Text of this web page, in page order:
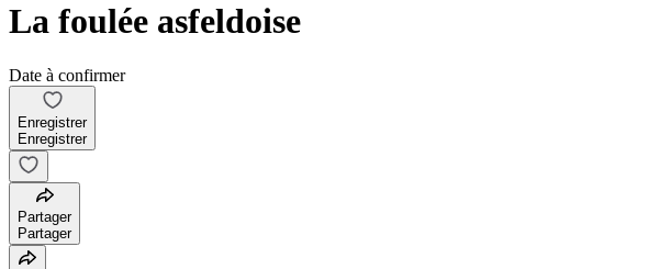
La foulée asfeldoise
Date à confirmer
Enregistrer
Enregistrer
Partager
Partager